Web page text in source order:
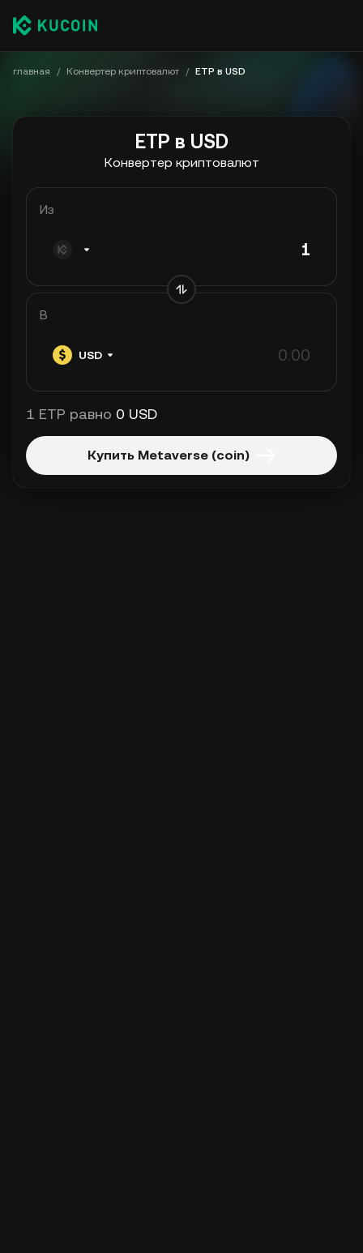
главная / Конвертер криптовалют / ETP в USD
ETP в USD
Конвертер криптовалют
Из
В
USD
1 ETP равно 0 USD
Купить Metaverse (coin)